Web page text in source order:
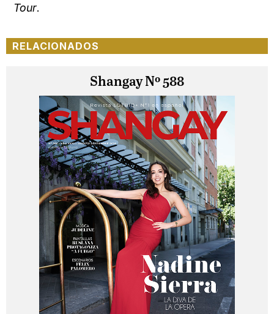
Tour.
RELACIONADOS
Shangay Nº 588